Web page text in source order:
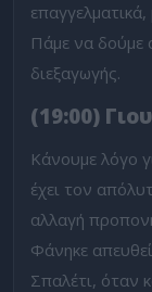
Πάμε να δούμε
διεξαγωγής.
(19:00)
Κάνουμε λόγο
έχει τον
αλλαγή
Φάνηκε
Σπαλέτι, όταν